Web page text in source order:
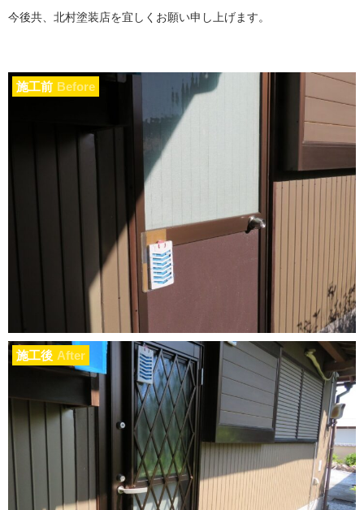
今後共、北村塗装店を宜しくお願い申し上げます。
施工前 Before
施工後 After